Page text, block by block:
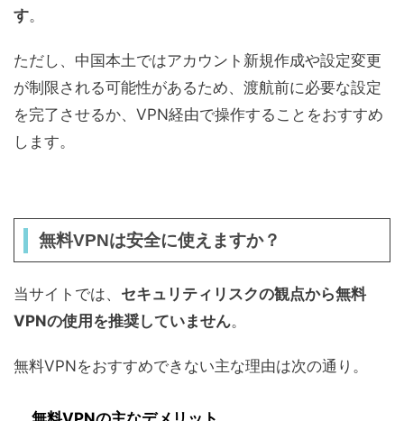
す。
ただし、中国本土ではアカウント新規作成や設定変更
が制限される可能性があるため、渡航前に必要な設定
を完了させるか、VPN経由で操作することをおすすめ
します。
無料VPNは安全に使えますか？
当サイトでは、 セキュリティリスクの観点から無料
VPNの使用を推奨していません。
無料VPNをおすすめできない主な理由は次の通り。